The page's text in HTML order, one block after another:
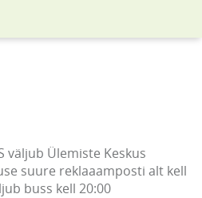
väljub Ülemiste Keskus
suure reklaaamposti alt kell
buss kell 20:00